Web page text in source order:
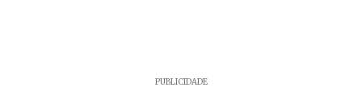
PUBLICIDADE